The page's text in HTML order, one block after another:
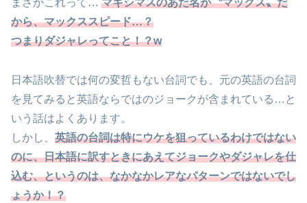
まさかこれって… マキシマスのあだ名が〝マックス〟だ
から、マックススピード…？
つまりダジャレってこと！？w
日本語吹替では何の変哲もない台詞でも、元の英語の台詞
を見てみると英語ならではのジョークが含まれている…と
いう話はよくあります。
しかし、 英語の台詞は特にウケを狙っているわけではない
のに、日本語に訳すときにあえてジョークやダジャレを仕
込む、というのは、なかなかレアなパターンではないでし
ょうか！？